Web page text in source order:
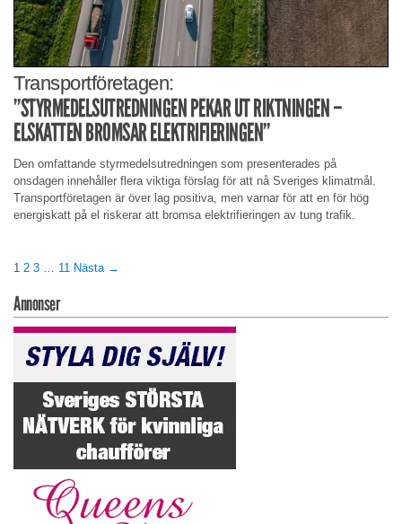
Transportföretagen:
”STYRMEDELSUTREDNINGEN PEKAR UT RIKTNINGEN –
ELSKATTEN BROMSAR ELEKTRIFIERINGEN”
Den omfattande styrmedelsutredningen som presenterades på
onsdagen innehåller flera viktiga förslag för att nå Sveriges klimatmål.
Transportföretagen är över lag positiva, men varnar för att en för hög
energiskatt på el riskerar att bromsa elektrifieringen av tung trafik.
1 2 3 11 Nästa →
Annonser